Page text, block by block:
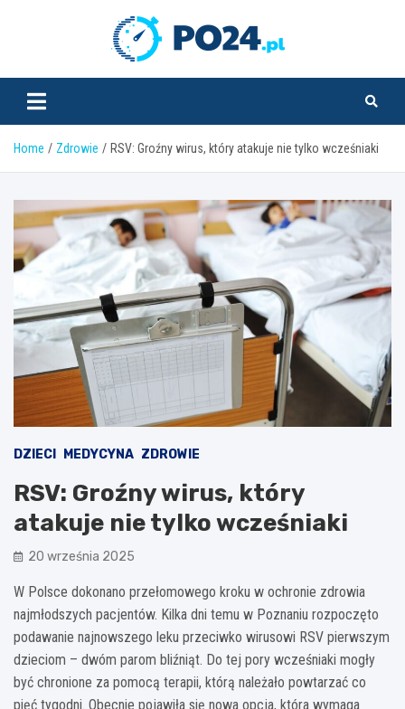
Home Zdrowie RSV: Groźny wirus, który atakuje nie tylko wcześniaki
DZIECI MEDYCYNA ZDROWIE
RSV: Groźny wirus, który
atakuje nie tylko wcześniaki
20 września 2025
W Polsce dokonano przełomowego kroku w ochronie zdrowia
najmłodszych pacjentów. Kilka dni temu w Poznaniu rozpoczęto
podawanie najnowszego leku przeciwko wirusowi RSV pierwszym
dzieciom – dwóm parom bliźniąt. Do tej pory wcześniaki mogły
być chronione za pomocą terapii, którą należało powtarzać co
pięć tygodni. Obecnie pojawiła się nowa opcja, która wymaga